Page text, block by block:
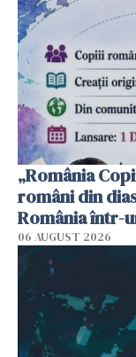
„România
români din
România într-
06 AUGUST 2026